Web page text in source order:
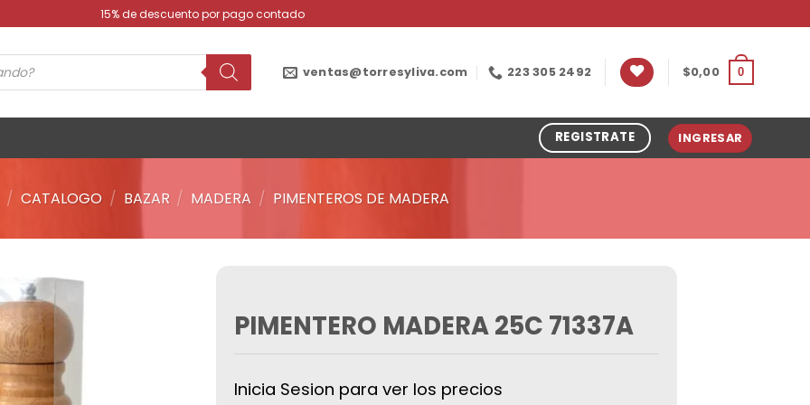
15% de descuento por pago contado
ventas@torresyliva.com 223 305 2492 $0,00 0
REGISTRATE INGRESAR
/ CATALOGO / BAZAR / MADERA / PIMENTEROS DE MADERA
PIMENTERO MADERA 25C 71337A
Inicia Sesion para ver los precios